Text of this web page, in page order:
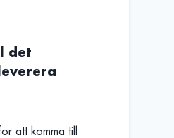
det
att komma till